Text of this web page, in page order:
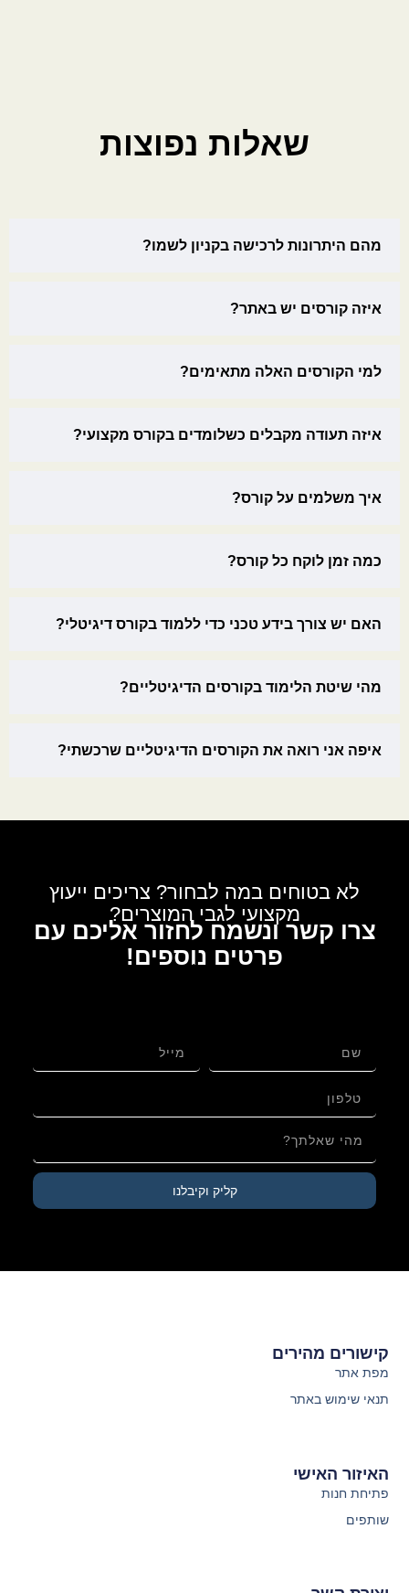
שאלות נפוצות
מהם היתרונות לרכישה בקניון לשמו?
איזה קורסים יש באתר?
למי הקורסים האלה מתאימים?
איזה תעודה מקבלים כשלומדים בקורס מקצועי?
איך משלמים על קורס?
כמה זמן לוקח כל קורס?
האם יש צורך בידע טכני כדי ללמוד בקורס דיגיטלי?
מהי שיטת הלימוד בקורסים הדיגיטליים?
איפה אני רואה את הקורסים הדיגיטליים שרכשתי?
לא בטוחים במה לבחור? צריכים ייעוץ
מקצועי לגבי המוצרים?
צרו קשר ונשמח לחזור אליכם עם
פרטים נוספים!
קליק וקיבלנו
האיזור האישי
פתיחת חנות
שותפים
קישורים מהירים
מפת אתר
תנאי שימוש באתר